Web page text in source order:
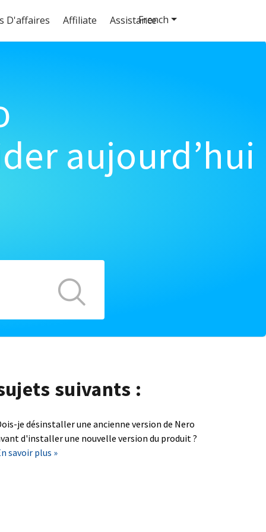
D'affaires Affiliate Assistance
aujourd’hui
suivants :
je désinstaller une ancienne version de Nero
d'installer une nouvelle version du produit ?
savoir plus »
French